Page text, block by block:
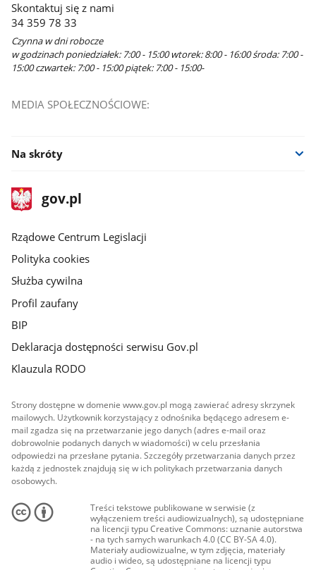
Skontaktuj się z nami
34 359 78 33
Czynna w dni robocze
w godzinach poniedziałek: 7:00 - 15:00 wtorek: 8:00 - 16:00 środa: 7:00 -
15:00 czwartek: 7:00 - 15:00 piątek: 7:00 - 15:00-
MEDIA SPOŁECZNOŚCIOWE:
Na skróty
stopka
gov.plStrona
gov.pl
Rządowe Centrum Legislacji
Polityka cookies
Służba cywilna
Profil zaufany
BIP
Deklaracja dostępności serwisu Gov.pl
Klauzula RODO
Strony dostępne w domenie www.gov.pl mogą zawierać adresy skrzynek
mailowych. Użytkownik korzystający z odnośnika będącego adresem e-
mail zgadza się na przetwarzanie jego danych (adres e-mail oraz
dobrowolnie podanych danych w wiadomości) w celu przesłania
odpowiedzi na przesłane pytania. Szczegóły przetwarzania danych przez
każdą z jednostek znajdują się w ich politykach przetwarzania danych
osobowych.
Treści tekstowe publikowane w serwisie (z
wyłączeniem treści audiowizualnych), są udostępniane
na licencji typu Creative Commons: uznanie autorstwa
- na tych samych warunkach 4.0 (CC BY-SA 4.0).
Materiały audiowizualne, w tym zdjęcia, materiały
audio i wideo, są udostępniane na licencji typu